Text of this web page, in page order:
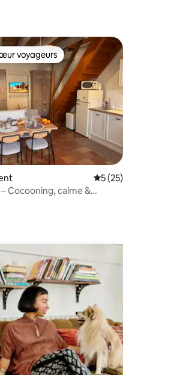
base de 46 commentaires : 4,96 sur 5
voyageurs
voyageurs
Évaluation
5 (25)
Cocooning, calme &